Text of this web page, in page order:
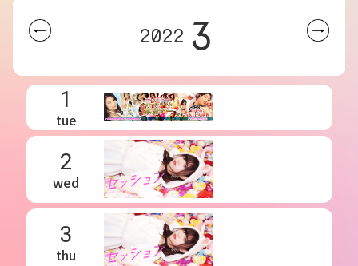
2022 3
1
tue
2
wed
3
thu